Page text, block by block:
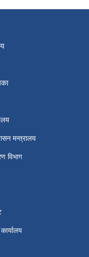
मन्त्रालय
विभाग